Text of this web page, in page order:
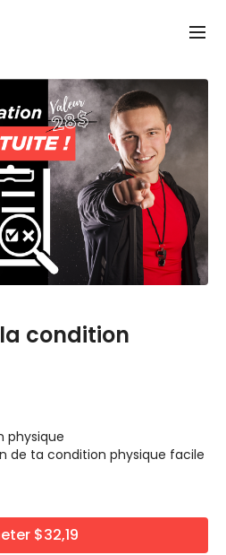
condition
physique
de ta condition physique facile
tu effectueras différents
un questionnaire sur les
$32,19